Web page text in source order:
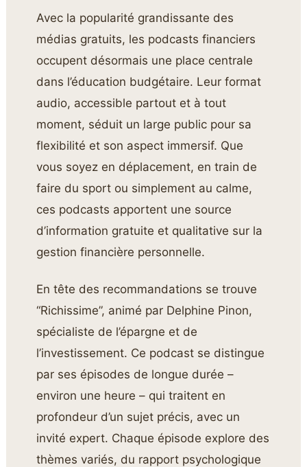
Avec la popularité grandissante des
médias gratuits, les podcasts financiers
occupent désormais une place centrale
dans l’éducation budgétaire. Leur format
audio, accessible partout et à tout
moment, séduit un large public pour sa
flexibilité et son aspect immersif. Que
vous soyez en déplacement, en train de
faire du sport ou simplement au calme,
ces podcasts apportent une source
d’information gratuite et qualitative sur la
gestion financière personnelle.
En tête des recommandations se trouve
“Richissime”, animé par Delphine Pinon,
spécialiste de l’épargne et de
l’investissement. Ce podcast se distingue
par ses épisodes de longue durée –
environ une heure – qui traitent en
profondeur d’un sujet précis, avec un
invité expert. Chaque épisode explore des
thèmes variés, du rapport psychologique